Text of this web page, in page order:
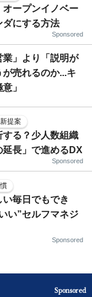
ープンイノベー
ダにする方法
Sponsored
」より「説明が
売れるのか...キ
」
提案
る？少人数組織
長」で進めるDX
Sponsored
毎日でもでき
い”セルフマネジ
Sponsored
Sponsored